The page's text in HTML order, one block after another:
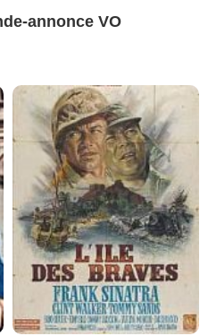
annonce VO